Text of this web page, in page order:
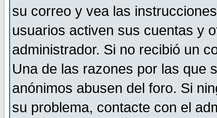
su correo y vea las
usuarios activen sus cuentas y
administrador. Si no recibió un
Una de las razones por las que
anónimos abusen del foro. Si
su problema, contacte con el